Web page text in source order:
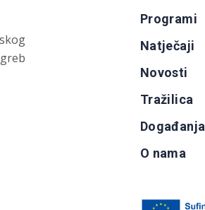
Programi
Natječaji
Novosti
Tražilica
Događanja
O nama